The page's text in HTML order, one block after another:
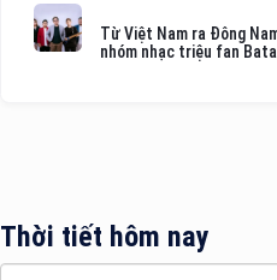
Từ Việt Nam ra Đông
nhóm nhạc triệu fan
Thời tiết hôm nay